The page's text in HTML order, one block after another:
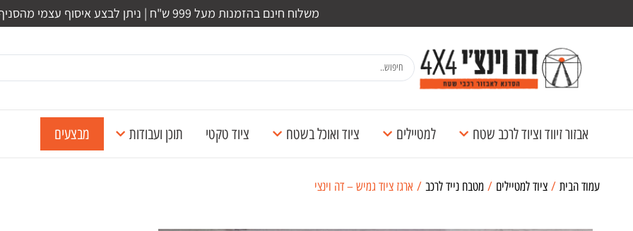
משלוח חינם בהזמנות מעל 999 ש"ח | ניתן לבצע איסוף עצמי מהסניף
אבזור זיווד וציוד לרכב שטח למטיילים ציוד ואוכל בשטח ציוד טקטי תוכן ועבודות מבצעים
עמוד הבית / ציוד למטיילים / מטבח נייד לרכב / ארגז ציוד גמיש – דה וינצי